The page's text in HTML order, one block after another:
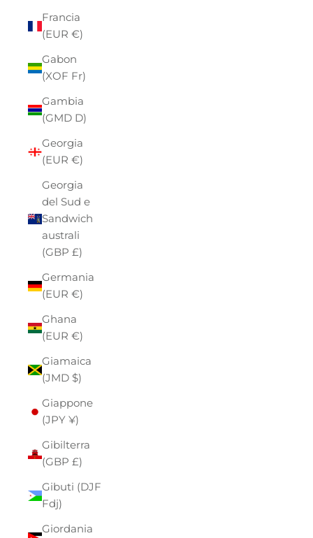
Francia
(EUR €)
Gabon
(XOF Fr)
Gambia
(GMD D)
Georgia
(EUR €)
Georgia
del Sud e
Sandwich
australi
(GBP £)
Germania
(EUR €)
Ghana
(EUR €)
Giamaica
(JMD $)
Giappone
(JPY ¥)
Gibilterra
(GBP £)
Gibuti (DJF
Fdj)
Giordania